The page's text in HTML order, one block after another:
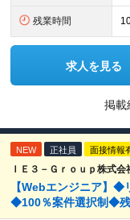
残業時間
求人を見る
掲載
NEW 正社員 面接情報
ＩＥ３－Ｇｒｏｕｐ株式会
【Webエンジニア】
◆100％案件選択制◆